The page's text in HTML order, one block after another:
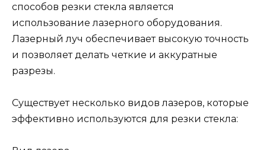
способов резки стекла является
использование лазерного оборудования.
Лазерный луч обеспечивает высокую точность
и позволяет делать четкие и аккуратные
разрезы.
Существует несколько видов лазеров, которые
эффективно используются для резки стекла: